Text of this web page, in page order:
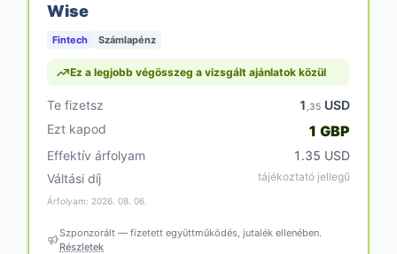
Wise
Fintech Számlapénz
Ez a legjobb végösszeg a vizsgált ajánlatok közül
Te fizetsz 1 ,35 USD
Ezt kapod
1 GBP
Effektív árfolyam
1.35 USD
Váltási díj
tájékoztató jellegű
Árfolyam: 2026. 08. 06.
Szponzorált — fizetett együttműködés, jutalék ellenében.
Részletek